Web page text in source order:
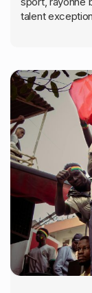
talent